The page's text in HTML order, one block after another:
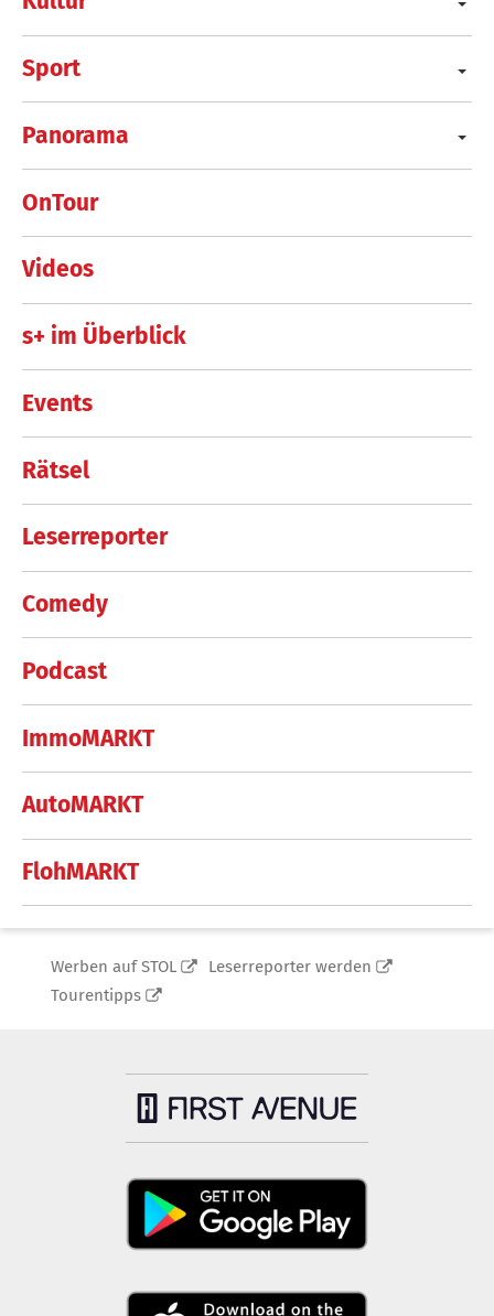
Sport
Panorama
OnTour
Videos
s+ im Überblick
Events
Rätsel
Leserreporter
Comedy
Podcast
ImmoMARKT
AutoMARKT
FlohMARKT
Werben auf STOL
Leserreporter werden
Tourentipps